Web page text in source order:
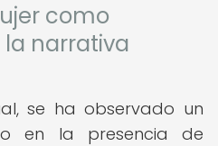
como
narrativa
se ha observado un
en la presencia de